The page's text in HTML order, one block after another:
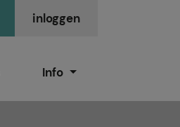
inloggen
Info